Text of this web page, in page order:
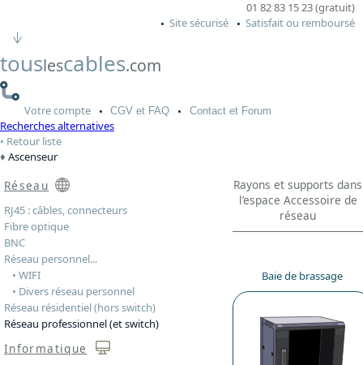
01 82 83 15 23 (gratuit)
Site sécurisé
Satisfait ou remboursé
touslescables.com
Votrecompte CGV et FAQ Contactet Forum
Recherches alternatives
Retour liste
Ascenseur
Rayons et supports dans
l’espace Accessoire de
réseau
Baie de brassage
Réseau
RJ45 : câbles, connecteurs
Fibre optique
BNC
Réseau personnel...
• WIFI
• Divers réseau personnel
Réseau résidentiel (hors switch)
Réseau professionnel (et switch)
Informatique